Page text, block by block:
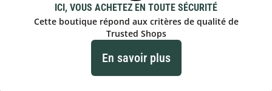
ICI, VOUS ACHETEZ EN TOUTE SÉCURITÉ
Cette boutique répond aux critères de qualité de
Trusted Shops
En savoir plus